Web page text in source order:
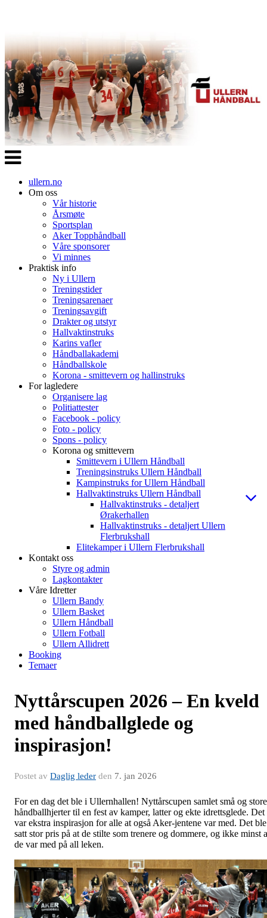
Veksle
navigasjon
ullern.no
Om oss
Vår historie
Årsmøte
Sportsplan
Aker Topphåndball
Våre sponsorer
Vi minnes
Praktisk info
Ny i Ullern
Treningstider
Treningsarenaer
Treningsavgift
Drakter og utstyr
Hallvaktinstruks
Karins vafler
Håndballakademi
Håndballskole
Korona - smittevern og hallinstruks
For lagledere
Organisere lag
Politiattester
Facebook - policy
Foto - policy
Spons - policy
Korona og smittevern
Smittevern i Ullern Håndball
Treningsinstruks Ullern Håndball
Kampinstruks for Ullern Håndball
Hallvaktinstruks Ullern Håndball
Hallvaktinstruks - detaljert
Ørakerhallen
Hallvaktinstruks - detaljert Ullern
Flerbrukshall
Elitekamper i Ullern Flerbrukshall
Kontakt oss
Styre og admin
Lagkontakter
Våre Idretter
Ullern Bandy
Ullern Basket
Ullern Håndball
Ullern Fotball
Ullern Allidrett
Booking
Temaer
Nyttårscupen 2026 – En kveld
med håndballglede og
inspirasjon!
Postet av Daglig leder den 7. jan 2026
For en dag det ble i Ullernhallen! Nyttårscupen samlet små og store
håndballhjerter til en fest av kamper, latter og ekte idrettsglede. Det
var ekstra inspirasjon for alle at også Aker-jentene var med. Det ble
satt stor pris på at de stilte som trenere og dommere, og ikke minst
de var med på all leken.